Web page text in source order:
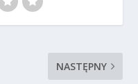
NASTĘPNY